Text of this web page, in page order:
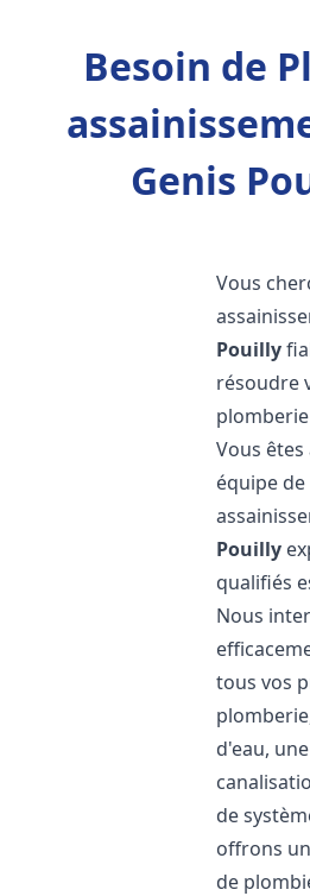
Besoin de
Genis
Vous
Pouilly
résoudre
Vous
équipe
Pouilly
qualifiés
Nous
tous vos
d'eau,
de
offrons
de